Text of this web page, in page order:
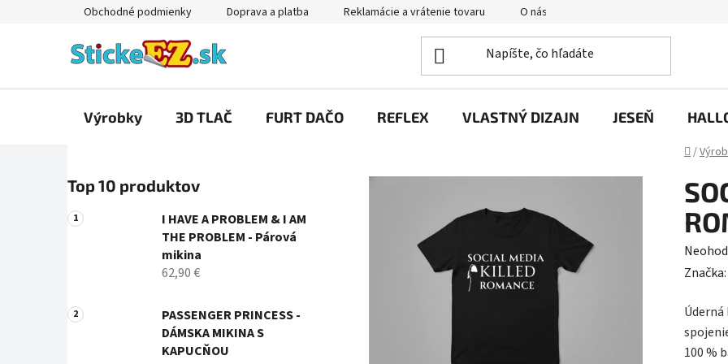
Obchodné podmienky Doprava a platba Reklamácie a vrátenie tovaru O nás
Výrobky 3D TLAČ FURT DAČO REFLEX VLASTNÝ DIZAJN JESEŇ
Domov
/
o
č
n
n
Top 10 produktov
I HAVE A PROBLEM & I AM
THE PROBLEM - Párová
mikina
62,90 €
PASSENGER PRINCESS -
DÁMSKA MIKINA S
KAPUCŇOU
je
0,0
z
Značka:
100 %